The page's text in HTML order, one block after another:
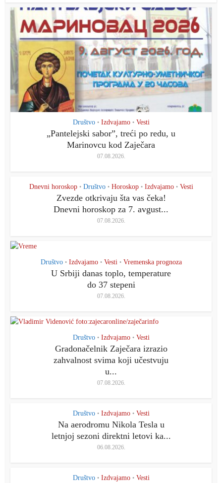
Društvo • Izdvajamo • Vesti
„Pantelejski saborˮ, treći po redu, u
Marinovcu kod Zaječara
07.08.2026.
Dnevni horoskop • Društvo • Horoskop • Izdvajamo • Vesti
Zvezde otkrivaju šta vas čeka!
Dnevni horoskop za 7. avgust...
07.08.2026.
Društvo • Izdvajamo • Vesti • Vremenska prognoza
U Srbiji danas toplo, temperature
do 37 stepeni
07.08.2026.
Društvo • Izdvajamo • Vesti
Gradonačelnik Zaječara izrazio
zahvalnost svima koji učestvuju
u...
07.08.2026.
Društvo • Izdvajamo • Vesti
Na aerodromu Nikola Tesla u
letnjoj sezoni direktni letovi ka...
06.08.2026.
Društvo • Izdvajamo • Vesti